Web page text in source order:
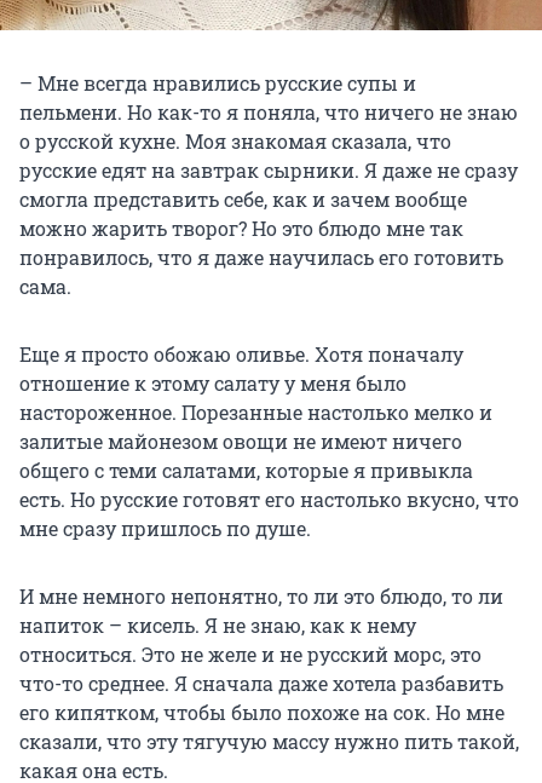
– Мне всегда нравились русские супы и
пельмени. Но как-то я поняла, что ничего не знаю
о русской кухне. Моя знакомая сказала, что
русские едят на завтрак сырники. Я даже не сразу
смогла представить себе, как и зачем вообще
можно жарить творог? Но это блюдо мне так
понравилось, что я даже научилась его готовить
сама.
Еще я просто обожаю оливье. Хотя поначалу
отношение к этому салату у меня было
настороженное. Порезанные настолько мелко и
залитые майонезом овощи не имеют ничего
общего с теми салатами, которые я привыкла
есть. Но русские готовят его настолько вкусно, что
мне сразу пришлось по душе.
И мне немного непонятно, то ли это блюдо, то ли
напиток – кисель. Я не знаю, как к нему
относиться. Это не желе и не русский морс, это
что-то среднее. Я сначала даже хотела разбавить
его кипятком, чтобы было похоже на сок. Но мне
сказали, что эту тягучую массу нужно пить такой,
какая она есть.